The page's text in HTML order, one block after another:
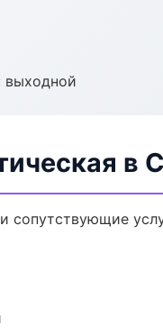
выходной
в
сопутствующие